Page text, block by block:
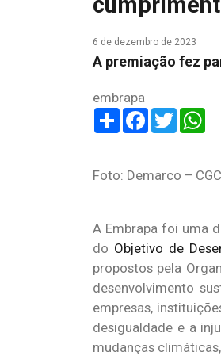
6 de dezembro de 2023
A premiação fez
embrapa
ShareFacebook
Twitter
Foto: Demarco –
A Embrapa foi uma
do Objetivo de
propostos pela
desenvolvimento
empresas,
desigualdade e a
mudanças